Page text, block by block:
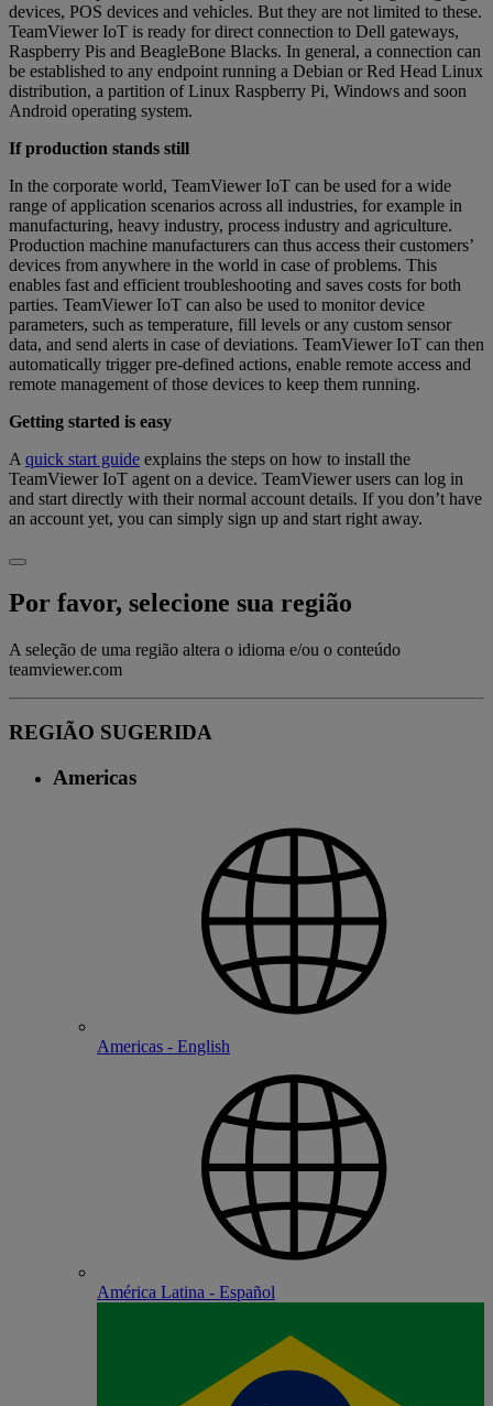
devices, POS devices and vehicles. But they are not limited to these.
TeamViewer IoT is ready for direct connection to Dell gateways,
Raspberry Pis and BeagleBone Blacks. In general, a connection can
be established to any endpoint running a Debian or Red Head Linux
distribution, a partition of Linux Raspberry Pi, Windows and soon
Android operating system.
If production stands still
In the corporate world, TeamViewer IoT can be used for a wide
range of application scenarios across all industries, for example in
manufacturing, heavy industry, process industry and agriculture.
Production machine manufacturers can thus access their customers’
devices from anywhere in the world in case of problems. This
enables fast and efficient troubleshooting and saves costs for both
parties. TeamViewer IoT can also be used to monitor device
parameters, such as temperature, fill levels or any custom sensor
data, and send alerts in case of deviations. TeamViewer IoT can then
automatically trigger pre-defined actions, enable remote access and
remote management of those devices to keep them running.
Getting started is easy
Aquick start guide explains the steps on how to install the
TeamViewer IoT agent on a device. TeamViewer users can log in
and start directly with their normal account details. If you don’t have
an account yet, you can simply sign up and start right away.
Por favor, selecione sua região
A seleção de uma região altera o idioma e/ou o conteúdo
teamviewer.com
REGIÃO SUGERIDA
Americas
Americas - English
América Latina - Español